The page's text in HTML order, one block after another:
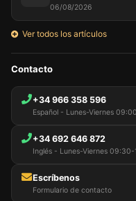
06/08/2026
Ver todos los artículos
Contacto
+34 966 358 596
Español - Lunes-Viernes
+34 692 646 872
Inglés - Lunes-Viernes
Escríbenos
Formulario de contacto